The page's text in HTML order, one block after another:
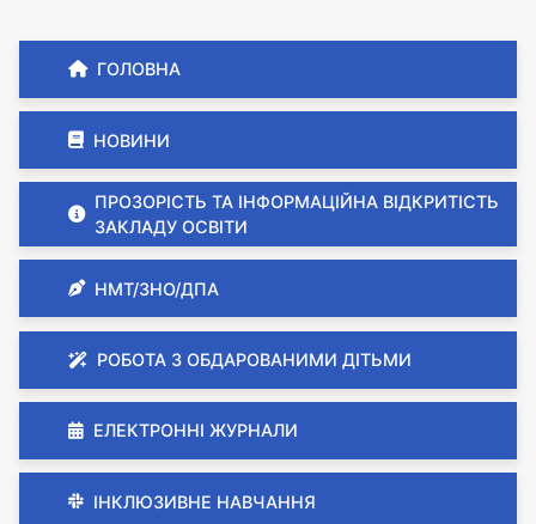
ГОЛОВНА
НОВИНИ
ПРОЗОРІСТЬ ТА ІНФОРМАЦІЙНА ВІДКРИТІСТЬ
ЗАКЛАДУ ОСВІТИ
НМТ/ЗНО/ДПА
РОБОТА З ОБДАРОВАНИМИ ДІТЬМИ
ЕЛЕКТРОННІ ЖУРНАЛИ
ІНКЛЮЗИВНЕ НАВЧАННЯ